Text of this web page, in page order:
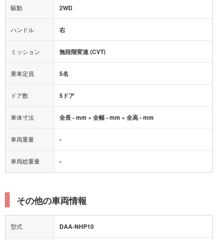
アダプティブクルーズコントロール
ヒルディセントコントロール
オートマチックハイビーム
駆動 2WD
ハンドル 右
ミッション 無段階変速 (CVT)
乗車定員 5名
ドア数 5ドア
車体寸法 全長 - mm × 全幅 - mm × 全高 - mm
車両重量 -
車両総重量 -
その他の車両情報
型式 DAA-NHP10